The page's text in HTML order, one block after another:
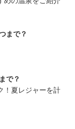
まで？
で？
！夏レジャーを計